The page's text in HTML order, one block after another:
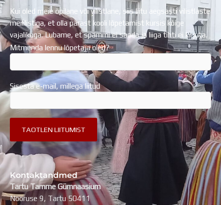
Kui oled meie õpilane või vilistlane, siis liitu aegsasti vilistlaste
meililistiga, et olla pärast kooli lõpetamist kursis kõige
vajalikuga. Lubame, et spämmi ei saada ja liiga tihti ei kirjuta.
Mitmenda lennu lõpetaja oled?
Sisesta e-mail, millega liitud
Kontaktandmed
Tartu Tamme Gümnaasium
Nooruse 9, Tartu 50411